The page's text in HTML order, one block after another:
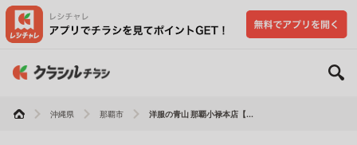
沖縄県 那覇市 洋服の青山 那覇小禄本店【...